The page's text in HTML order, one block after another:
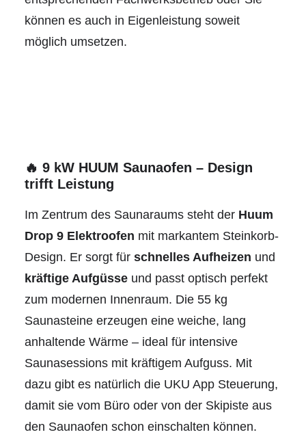
können es auch in Eigenleistung soweit
möglich umsetzen.
🔥 9 kW HUUM Saunaofen – Design
trifft Leistung
Im Zentrum des Saunaraums steht der Huum
Drop 9 Elektroofen mit markantem Steinkorb-
Design. Er sorgt für schnelles Aufheizen und
kräftige Aufgüsse und passt optisch perfekt
zum modernen Innenraum. Die 55 kg
Saunasteine erzeugen eine weiche, lang
anhaltende Wärme – ideal für intensive
Saunasessions mit kräftigem Aufguss. Mit
dazu gibt es natürlich die UKU App Steuerung,
damit sie vom Büro oder von der Skipiste aus
den Saunaofen schon einschalten können.